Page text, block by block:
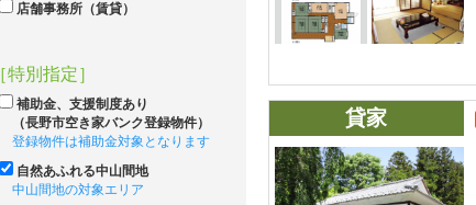
貸家
店舗事務所（賃貸）
［特別指定］
補助金、支援制度あり
（長野市空き家バンク登録物件）
登録物件は補助金対象となります
自然あふれる中山間地
中山間地の対象エリア